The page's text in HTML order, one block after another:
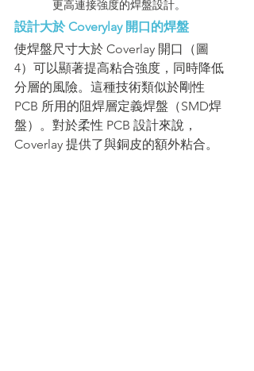
更高連接強度的焊盤設計。
設計大於 Coverylay 開口的焊盤
使焊盤尺寸大於 Coverlay 開口（圖
4）可以顯著提高粘合強度，同時降低
分層的風險。這種技術類似於剛性
PCB 所用的阻焊層定義焊盤（SMD焊
盤）。對於柔性 PCB 設計來說，
Coverlay 提供了與銅皮的額外粘合。